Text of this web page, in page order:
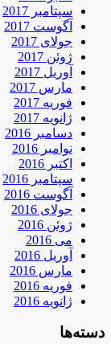
سپتامبر 2017
آگوست 2017
جولای 2017
ژوئن 2017
آوریل 2017
مارس 2017
فوریه 2017
ژانویه 2017
دسامبر 2016
نوامبر 2016
اکتبر 2016
سپتامبر 2016
آگوست 2016
جولای 2016
ژوئن 2016
می 2016
آوریل 2016
مارس 2016
فوریه 2016
ژانویه 2016
دسته‌ها